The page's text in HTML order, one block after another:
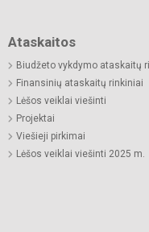
Ataskaitos
Biudžeto vykdymo ataskaitų
Finansinių ataskaitų rinkiniai
Lėšos veiklai viešinti
Projektai
Viešieji pirkimai
Lėšos veiklai viešinti 2025 m.